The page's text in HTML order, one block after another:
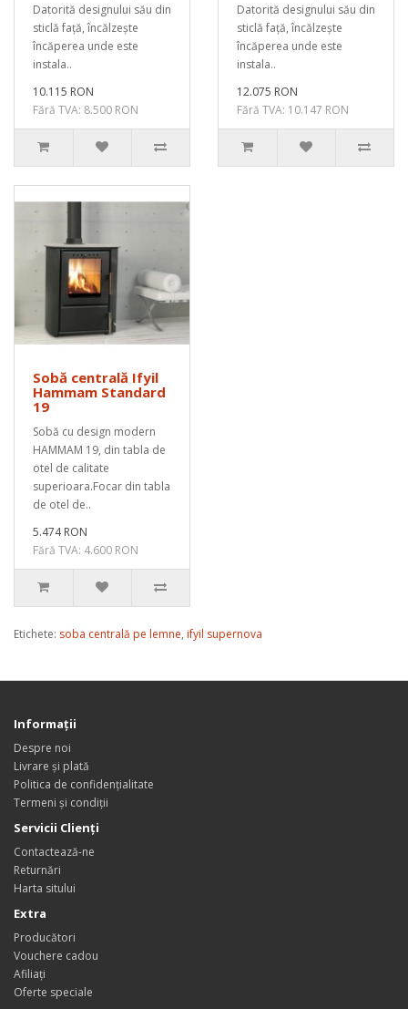
Datorită designului său din
sticlă față, încălzește
încăperea unde este
instala..
10.115 RON
Fără TVA: 8.500 RON
Datorită designului său din
sticlă față, încălzește
încăperea unde este
instala..
12.075 RON
Fără TVA: 10.147 RON
Sobă centrală Ifyil
Hammam Standard
19
Sobă cu design modern
HAMMAM 19, din tabla de
otel de calitate
superioara.Focar din tabla
de otel de..
5.474 RON
Fără TVA: 4.600 RON
Etichete: soba centrală pe lemne, ifyil supernova
Informaţii
Despre noi
Livrare și plată
Politica de confidențialitate
Termeni și condiții
Servicii Clienţi
Contactează-ne
Returnări
Harta sitului
Extra
Producători
Vouchere cadou
Afiliaţi
Oferte speciale